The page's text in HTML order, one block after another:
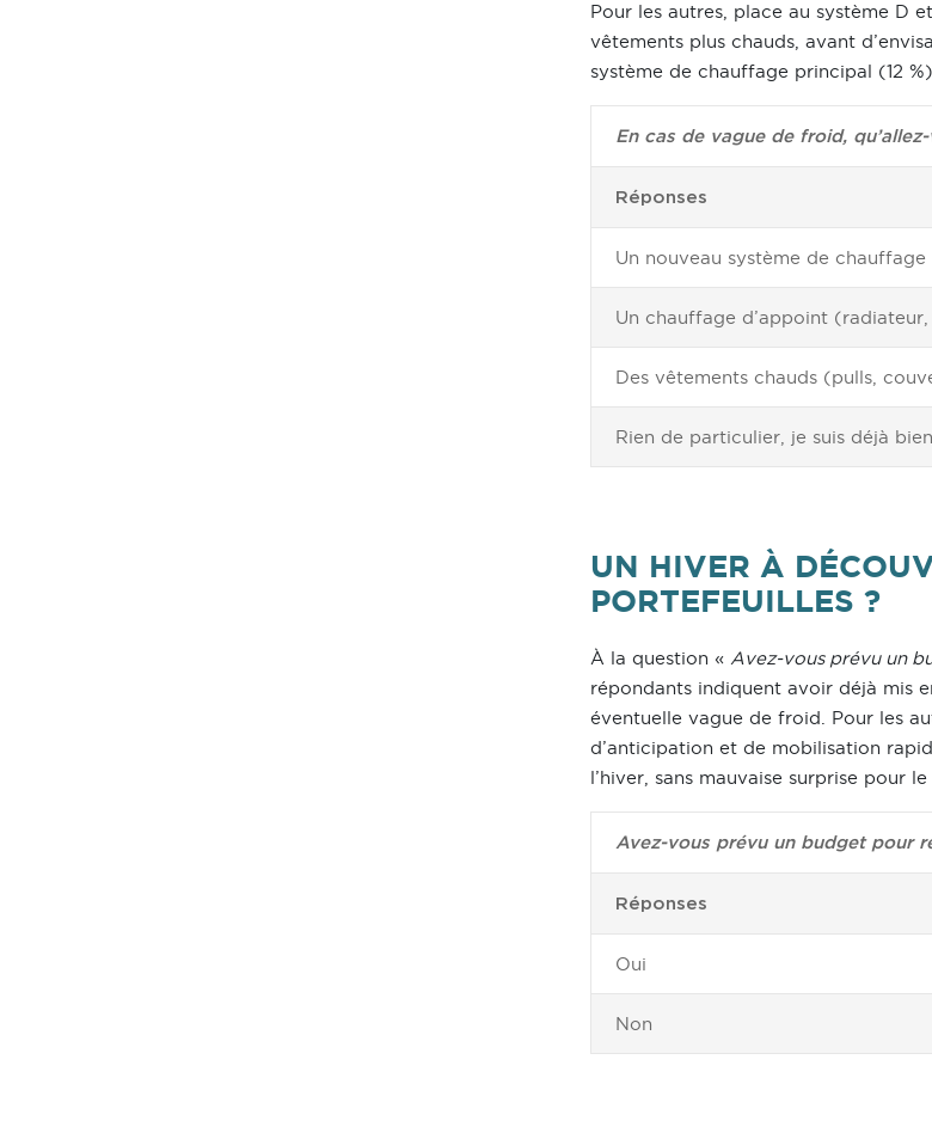
Pour les autres, place au système D
vêtements plus chauds, avant
système de chauffage principal (12 %).
En cas de vague de froid,
Réponses
Un nouveau système de
Un chauffage d’appoint
Des vêtements chauds (pulls,
Rien de particulier, je suis déjà
UN HIVER À
PORTEFEUILLES ?
À la question « Avez-vous prévu un
répondants indiquent avoir déjà mis
éventuelle vague de froid. Pour les
d’anticipation et de mobilisation
l’hiver, sans mauvaise surprise pour
Avez-vous prévu un budget pour
Réponses
Oui
Non